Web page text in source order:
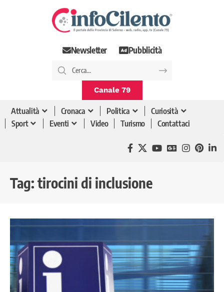
Newsletter Pubblicità
Canale 79
Attualità Cronaca Politica
Curiosità
Sport
Eventi Video Turismo Contattaci
Tag: tirocini di inclusione